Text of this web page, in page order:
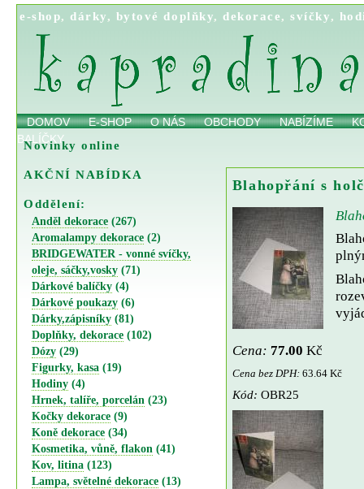
e-shop,dárky, bytové doplňky,dekorace,svíčky,
DOMOV E-SHOP O NÁS OBCHODY NABÍZÍME
BALÍČKY
Novinky online
AKČNÍ NABÍDKA
Oddělení:
Anděl dekorace (267)
Aromalampy dekorace (2)
BRIDGEWATER - vonné svíčky,
oleje, sáčky,vosky (71)
Dárkové balíčky (4)
Dárkové poukazy (6)
Dárky,zápisníky (81)
Doplňky, dekorace (102)
Dózy (29)
Figurky, kasa (19)
Hodiny (4)
Hrnek, talíře, porcelán (23)
Kočky dekorace (9)
Koně dekorace (34)
Kosmetika, vůně, flakon (41)
Kov, litina (123)
Lampa, světelné dekorace (13)
Blahopřání s
Cena: 77.00 Kč
Cena bez DPH:63.64 Kč
Kód: OBR25